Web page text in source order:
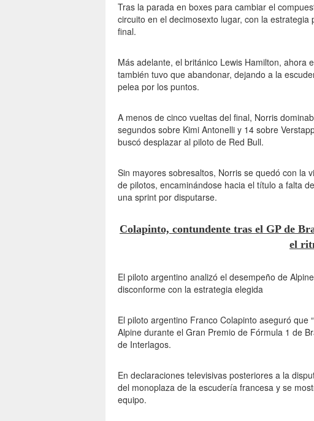
Tras la parada en boxes para cambiar el
circuito en el decimosexto lugar, con la
final.
Más adelante, el británico Lewis Hamilton, ahora
también tuvo que abandonar, dejando a la
pelea por los puntos.
A menos de cinco vueltas del final, Norris
segundos sobre Kimi Antonelli y 14 sobre
buscó desplazar al piloto de Red Bull.
Sin mayores sobresaltos, Norris se quedó con la
de pilotos, encaminándose hacia el título a falta
una sprint por disputarse.
Colapinto, contundente tras el GP de
el
El piloto argentino analizó el desempeño de
disconforme con la estrategia elegida
El piloto argentino Franco Colapinto aseguró que
Alpine durante el Gran Premio de Fórmula 1 de
de Interlagos.
En declaraciones televisivas posteriores a la
del monoplaza de la escudería francesa y se
equipo.